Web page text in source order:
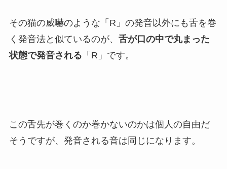
その猫の威嚇のような「R」の発音以外にも舌を巻
く発音法と似ているのが、 舌が口の中で丸まった
状態で発音される 「R」です。
この舌先が巻くのか巻かないのかは個人の自由だ
そうですが、発音される音は同じになります。